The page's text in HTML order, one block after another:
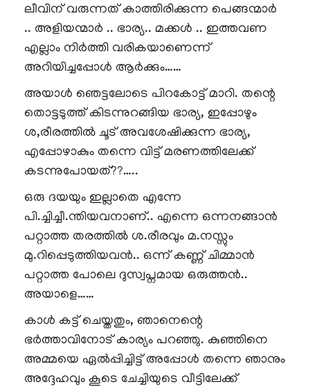
ലീവിന് വരുന്നത് കാത്തിരിക്കുന്ന പെങ്ങന്മാർ
.. അളിയന്മാർ .. ഭാര്യ.. മക്കൾ .. ഇത്തവണ
എല്ലാം നിർത്തി വരികയാണെന്ന്
അറിയിച്ചപ്പോൾ ആർക്കും……
അയാൾ ഞെട്ടലോടെ പിറകോട്ട് മാറി. തന്റെ
തൊട്ടടുത്ത് കിടന്നുറങ്ങിയ ഭാര്യ, ഇപ്പോഴും
ശ,രീരത്തിൽ ചൂട് അവശേഷിക്കുന്ന ഭാര്യ,
എപ്പോഴാകും തന്നെ വിട്ട് മരണത്തിലേക്ക്
കടന്നുപോയത്??…..
ഒരു ദയയും ഇല്ലാതെ എന്നേ
പി.ച്ചിച്ചീ.ന്തിയവനാണ്.. എന്നെ ഒന്നനങ്ങാൻ
പറ്റാത്ത തരത്തിൽ ശ.രീരവും മ.നസ്സും
മു.റിപ്പെടുത്തിയവൻ.. ഒന്ന് കണ്ണ് ചിമ്മാൻ
പറ്റാത്ത പോലെ ദുസ്വപ്നമായ ഒരുത്തൻ..
അയാളെ……
കാൾ കട്ട് ചെയ്തതും, ഞാനെന്റെ
ഭർത്താവിനോട് കാര്യം പറഞ്ഞു. കുഞ്ഞിനെ
അമ്മയെ ഏൽപ്പിച്ചിട്ട് അപ്പോൾ തന്നെ ഞാനും
അദ്ദേഹവും കൂടെ ചേച്ചിയുടെ വീട്ടിലേക്ക്